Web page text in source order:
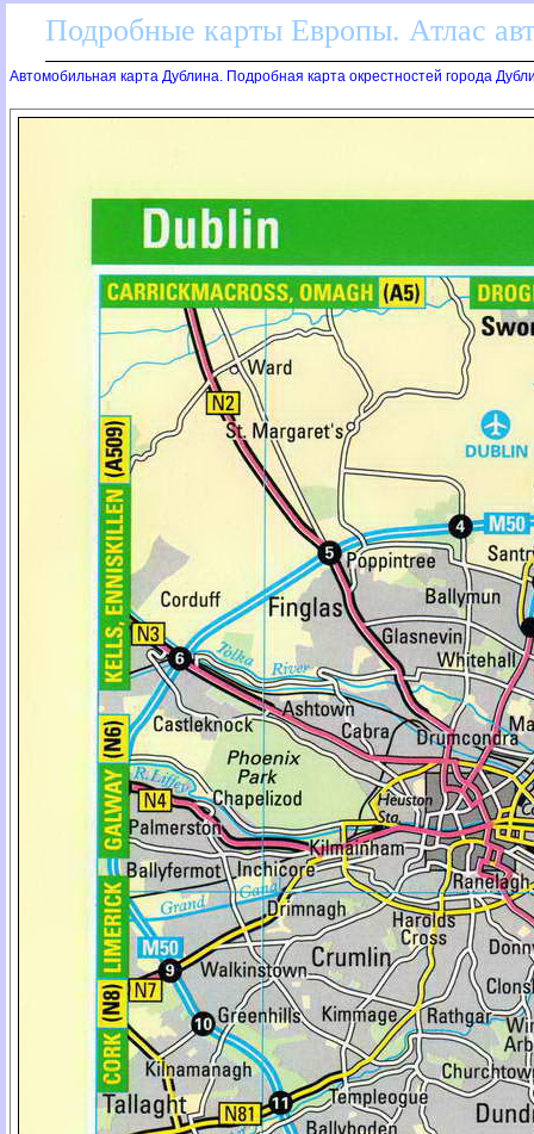
Подробные карты Европы. Атлас
Автомобильная карта Дублина. Подробная карта окрестностей города